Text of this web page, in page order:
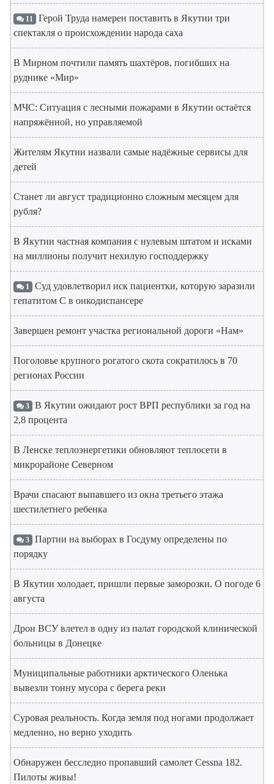
11 Герой Труда намерен поставить в Якутии три
спектакля о происхождении народа саха
В Мирном почтили память шахтёров, погибших на
руднике «Мир»
МЧС: Ситуация с лесными пожарами в Якутии остаётся
напряжённой, но управляемой
Жителям Якутии назвали самые надёжные сервисы для
детей
Станет ли август традиционно сложным месяцем для
рубля?
В Якутии частная компания с нулевым штатом и исками
на миллионы получит нехилую господдержку
1 Суд удовлетворил иск пациентки, которую заразили
гепатитом С в онкодиспансере
Завершен ремонт участка региональной дороги «Нам»
Поголовье крупного рогатого скота сократилось в 70
регионах России
3 В Якутии ожидают рост ВРП республики за год на
2,8 процента
В Ленске теплоэнергетики обновляют теплосети в
микрорайоне Северном
Врачи спасают выпавшего из окна третьего этажа
шестилетнего ребенка
3 Партии на выборах в Госдуму определены по
порядку
В Якутии холодает, пришли первые заморозки. О погоде 6
августа
Дрон ВСУ влетел в одну из палат городской клинической
больницы в Донецке
Муниципальные работники арктического Оленька
вывезли тонну мусора с берега реки
Суровая реальность. Когда земля под ногами продолжает
медленно, но верно уходить
Обнаружен бесследно пропавший самолет Cessna 182.
Пилоты живы!